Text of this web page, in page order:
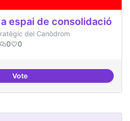
espai de consolidació
del Canòdrom
0 0
VoteCanòdrom com a espai de